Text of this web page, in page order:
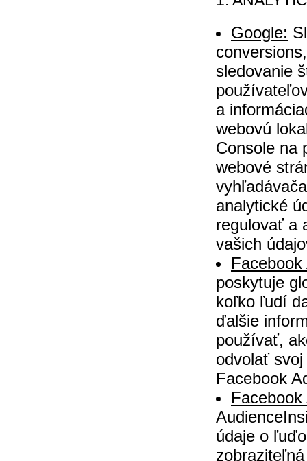
Google:
sledovanie
a
webovú
Console na
webové
analytické
regulovať a
vašich
poskytuje
koľko ľudí
ďalšie
používať,
odvolať
Facebook
údaje o